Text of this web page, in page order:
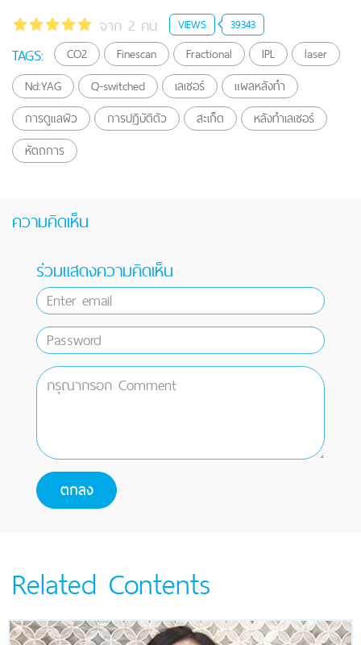
จาก 2 คน VIEWS 39343
TAGS: CO2 Finescan Fractional IPL
laser
Nd:YAG
Q-switched เลเซอร์
แผลหลังทำ
การดูแลผิว
การปฏิบัติตัว สะเก็ด
หลังทำเลเซอร์
หัตถการ
ความคิดเห็น
ร่วมแสดงความคิดเห็น
Related Contents